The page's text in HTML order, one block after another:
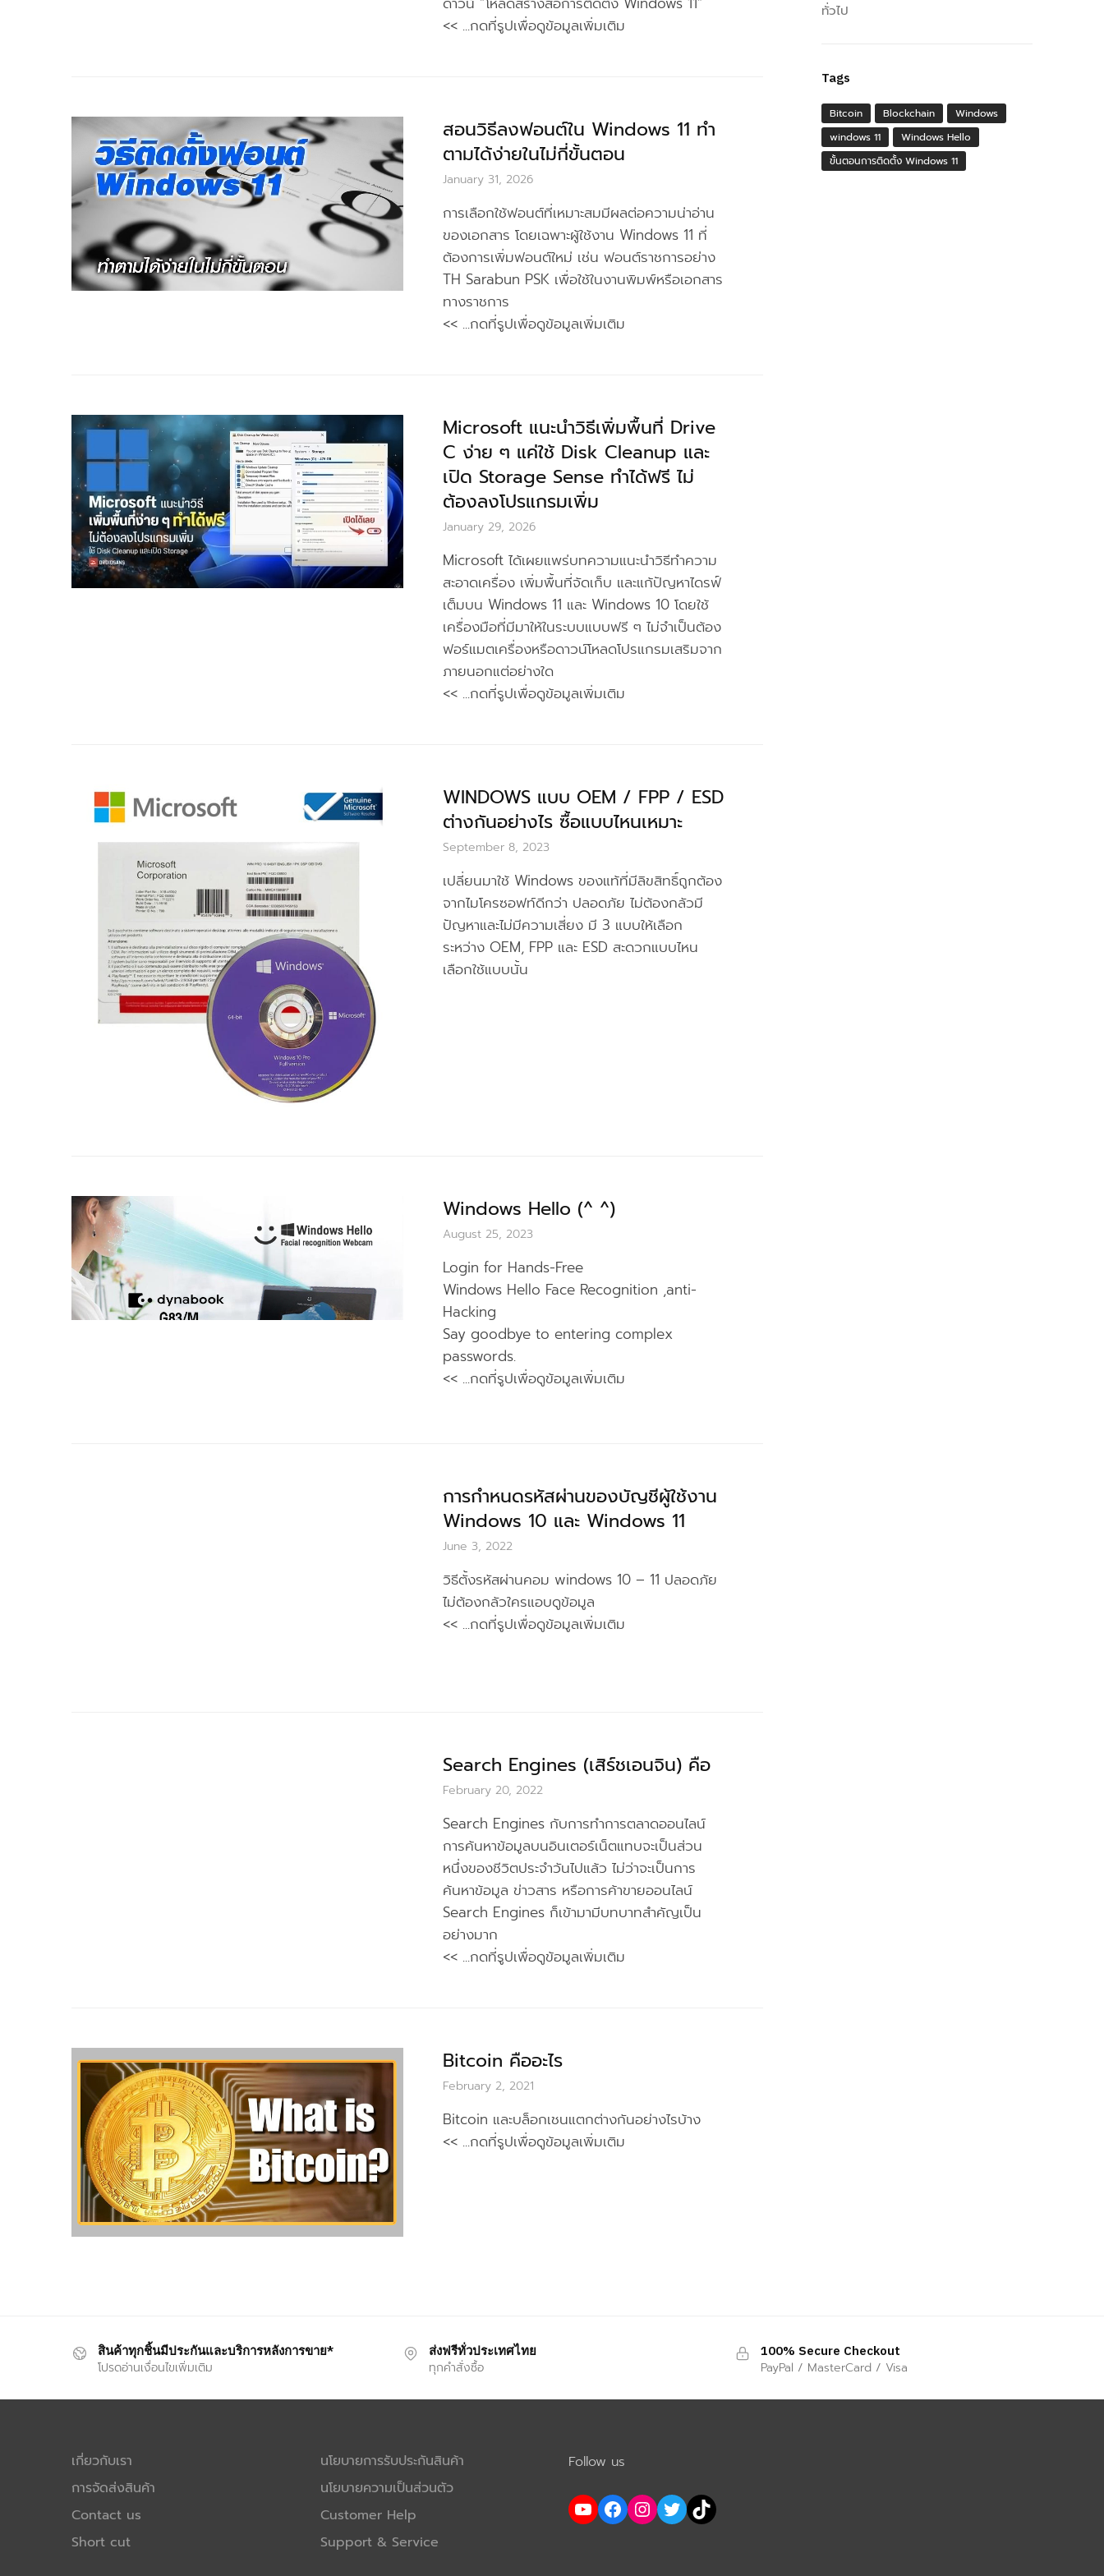
<< ...กดที่รูปเพื่อดูข้อมูลเพิ่มเติม
สอนวิธีลงฟอนต์ใน Windows 11 ทำ
ตามได้ง่ายในไม่กี่ขั้นตอน
January 31, 2026
การเลือกใช้ฟอนต์ที่เหมาะสมมีผลต่อความน่าอ่าน
ของเอกสาร โดยเฉพาะผู้ใช้งาน Windows 11 ที่
ต้องการเพิ่มฟอนต์ใหม่ เช่น ฟอนต์ราชการอย่าง
TH Sarabun PSK เพื่อใช้ในงานพิมพ์หรือเอกสาร
ทางราชการ
<< ...กดที่รูปเพื่อดูข้อมูลเพิ่มเติม
Microsoft แนะนำวิธีเพิ่มพื้นที่ Drive
C ง่าย ๆ แค่ใช้ Disk Cleanup และ
เปิด Storage Sense ทำได้ฟรี ไม่
ต้องลงโปรแกรมเพิ่ม
January 29, 2026
Microsoft ได้เผยแพร่บทความแนะนำวิธีทำความ
สะอาดเครื่อง เพิ่มพื้นที่จัดเก็บ และแก้ปัญหาไดรฟ์
เต็มบน Windows 11 และ Windows 10 โดยใช้
เครื่องมือที่มีมาให้ในระบบแบบฟรี ๆ ไม่จำเป็นต้อง
ฟอร์แมตเครื่องหรือดาวน์โหลดโปรแกรมเสริมจาก
ภายนอกแต่อย่างใด
<< ...กดที่รูปเพื่อดูข้อมูลเพิ่มเติม
WINDOWS แบบ OEM / FPP / ESD
ต่างกันอย่างไร ซื้อแบบไหนเหมาะ
September 8, 2023
เปลี่ยนมาใช้ Windows ของแท้ที่มีลิขสิทธิ์ถูกต้อง
จากไมโครซอฟท์ดีกว่า ปลอดภัย ไม่ต้องกลัวมี
ปัญหาและไม่มีความเสี่ยง มี 3 แบบให้เลือก
ระหว่าง OEM, FPP และ ESD สะดวกแบบไหน
เลือกใช้แบบนั้น
Windows Hello (^ ^)
August 25, 2023
Login for Hands-Free
Windows Hello Face Recognition ,anti-
Hacking
Say goodbye to entering complex
passwords.
<< ...กดที่รูปเพื่อดูข้อมูลเพิ่มเติม
การกำหนดรหัสผ่านของบัญชีผู้ใช้งาน
Windows 10 และ Windows 11
June 3, 2022
วิธีตั้งรหัสผ่านคอม windows 10 – 11 ปลอดภัย
ไม่ต้องกลัวใครแอบดูข้อมูล
<< ...กดที่รูปเพื่อดูข้อมูลเพิ่มเติม
Search Engines (เสิร์ชเอนจิน) คือ
February 20, 2022
Search Engines กับการทำการตลาดออนไลน์
การค้นหาข้อมูลบนอินเตอร์เน็ตแทบจะเป็นส่วน
หนึ่งของชีวิตประจำวันไปแล้ว ไม่ว่าจะเป็นการ
ค้นหาข้อมูล ข่าวสาร หรือการค้าขายออนไลน์
Search Engines ก็เข้ามามีบทบาทสำคัญเป็น
อย่างมาก
<< ...กดที่รูปเพื่อดูข้อมูลเพิ่มเติม
Bitcoin คืออะไร
February 2, 2021
Bitcoin และบล็อกเชนแตกต่างกันอย่างไรบ้าง
<< ...กดที่รูปเพื่อดูข้อมูลเพิ่มเติม
ทั่วไป
Tags
Bitcoin Blockchain
Windows
windows 11
Windows Hello
ขั้นตอนการติดตั้ง Windows 11
สินค้าทุกชิ้นมีประกันและบริการหลังการขาย*
โปรดอ่านเงื่อนไขเพิ่มเติม
ส่งฟรีทั่วประเทศไทย
ทุกคำสั่งซื้อ
100% Secure Checkout
PayPal / MasterCard / Visa
เกี่ยวกับเรา
การจัดส่งสินค้า
Contact us
Short cut
นโยบายการรับประกันสินค้า
นโยบายความเป็นส่วนตัว
Customer Help
Support & Service
Follow us
YouTube Facebook Instagram Twitter TikTok